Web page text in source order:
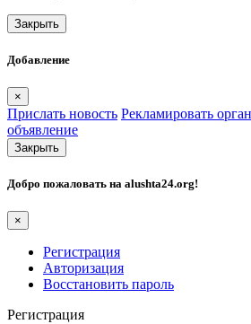
Закрыть
Добавление
×
Прислать новость Рекламировать
объявление
Закрыть
Добро пожаловать на alushta24.org!
×
Регистрация
Авторизация
Восстановить пароль
Регистрация